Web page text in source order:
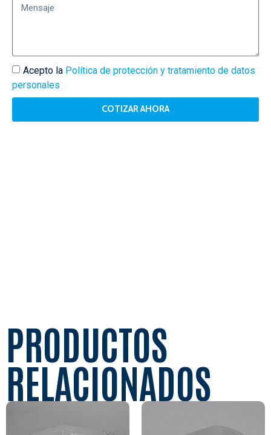
Acepto la Política de protección y tratamiento de datos
personales
COTIZAR AHORA
PRODUCTOS
RELACIONADOS